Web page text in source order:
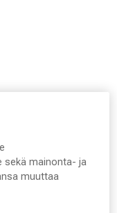
159,00 €
sekä mainonta- ja
muuttaa